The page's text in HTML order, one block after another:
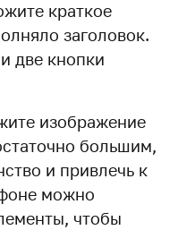
краткое
заголовок.
две кнопки
изображение
большим,
и привлечь к
можно
чтобы